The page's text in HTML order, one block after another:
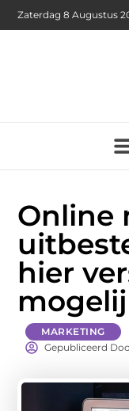
Zaterdag 8 Augustus
Online
hier
MARKETING
Gepubliceerd